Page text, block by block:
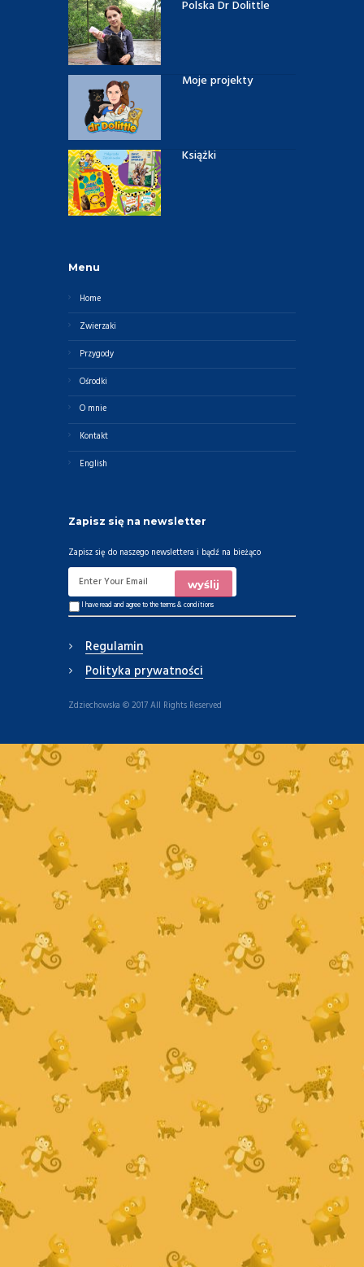
Polska Dr Dolittle
Moje projekty
Książki
Menu
Home
Zwierzaki
Przygody
Ośrodki
O mnie
Kontakt
English
Zapisz się na newsletter
Zapisz się do naszego newslettera i bądź na bieżąco
I have read and agree to theterms & conditions
Regulamin
Polityka prywatności
Zdziechowska © 2017 All Rights Reserved